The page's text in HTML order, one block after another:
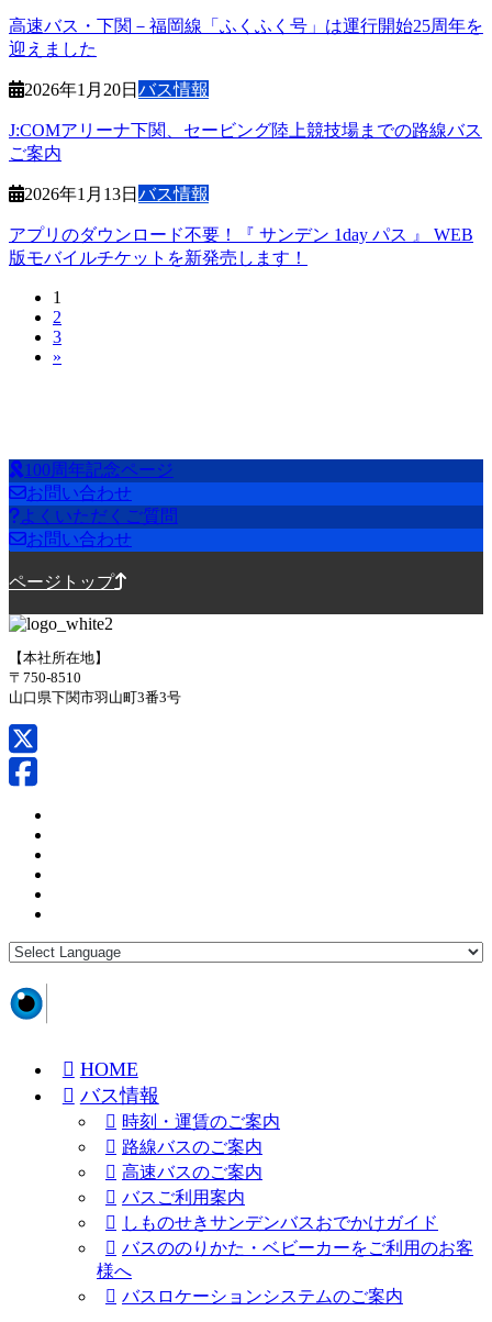
高速バス・下関－福岡線「ふくふく号」は運行開始25周年を
迎えました
2026年1月20日 バス情報
J:COMアリーナ下関、セービング陸上競技場までの路線バス
ご案内
2026年1月13日 バス情報
アプリのダウンロード不要！『 サンデン 1day パス 』 WEB
版モバイルチケットを新発売します！
ジ
送
り
固
定
ペ
ー
1
固
定
ペ
2
固
定
3
»
100周年記念ページ
お問い合わせ
よくいただくご質問
お問い合わせ
ページトップ
【本社所在地】
〒750-8510
山口県下関市羽山町3番3号
HOME
バス情報
時刻・運賃のご案内
路線バスのご案内
高速バスのご案内
バスご利用案内
しものせきサンデンバスおでかけガイド
バスののりかた・ベビーカーをご利用のお客
様へ
バスロケーションシステムのご案内